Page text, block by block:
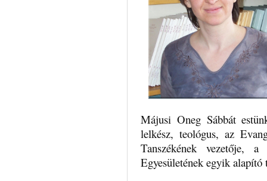
Májusi Oneg Sábbát
lelkész, teológus, az
Tanszékének vezetője, a
Egyesületének egyik alapító